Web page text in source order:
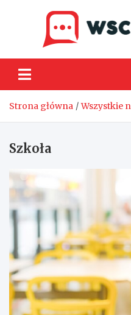
Strona główna Wszystkie
Szkoła